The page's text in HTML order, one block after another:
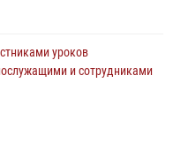
уроков
и сотрудниками